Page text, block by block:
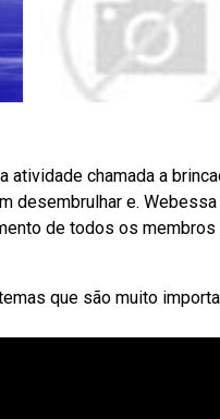
chamada a
desembrulhar e.
de todos os
que são muito